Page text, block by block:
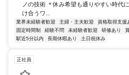
ノの技術 ＊休み希望も通りやすい時代
け合うワ...
業界未経験者歓迎 主婦・主夫歓迎 資格取得支援
固定時間制
経験不問 未経験者歓迎 研修あり
駅近5分以内
長期休暇あり 土日祝休み
正社員